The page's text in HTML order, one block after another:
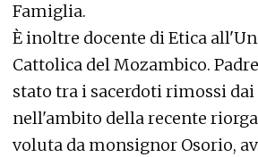
Famiglia.
È inoltre docente di Etica
Cattolica del Mozambico.
stato tra i sacerdoti rimossi
nell'ambito della recente
voluta da monsignor Osorio,